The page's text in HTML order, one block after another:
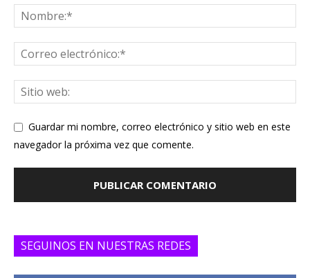
Guardar mi nombre, correo electrónico y sitio web en este
navegador la próxima vez que comente.
SEGUINOS EN NUESTRAS REDES